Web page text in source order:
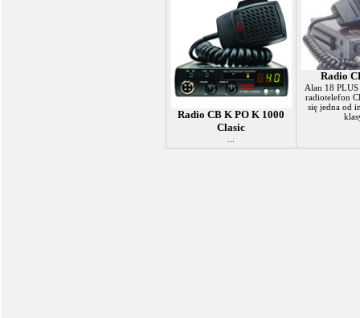
Radio CB K PO K 1000
Clasic
Radio
Alan 18
radiotelefon
się jedna od